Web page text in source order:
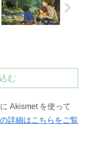
む
Akismet を使って
詳細はこちらをご覧